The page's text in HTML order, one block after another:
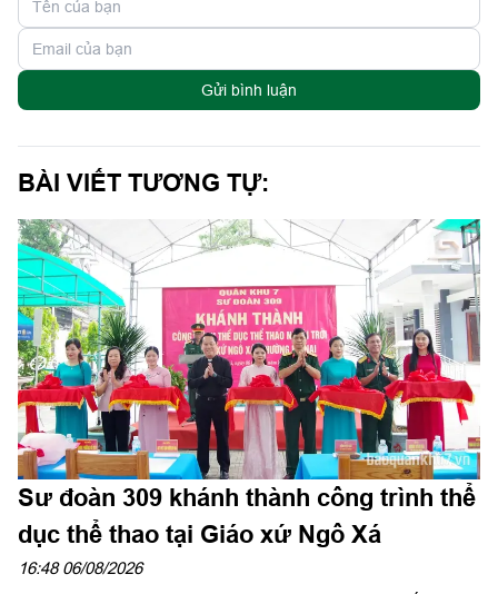
Gửi bình luận
BÀI VIẾT TƯƠNG TỰ:
Sư đoàn 309 khánh thành công trình thể
dục thể thao tại Giáo xứ Ngô Xá
16:48 06/08/2026